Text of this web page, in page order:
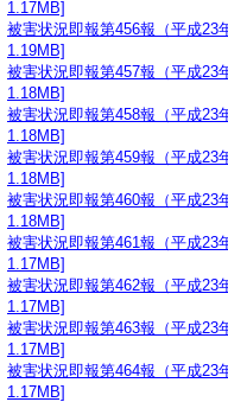
1.17MB]
被害状況即報第456報（平成23
1.19MB]
被害状況即報第457報（平成23
1.18MB]
被害状況即報第458報（平成23
1.18MB]
被害状況即報第459報（平成23
1.18MB]
被害状況即報第460報（平成23
1.18MB]
被害状況即報第461報（平成23
1.17MB]
被害状況即報第462報（平成23
1.17MB]
被害状況即報第463報（平成23
1.17MB]
被害状況即報第464報（平成23
1.17MB]